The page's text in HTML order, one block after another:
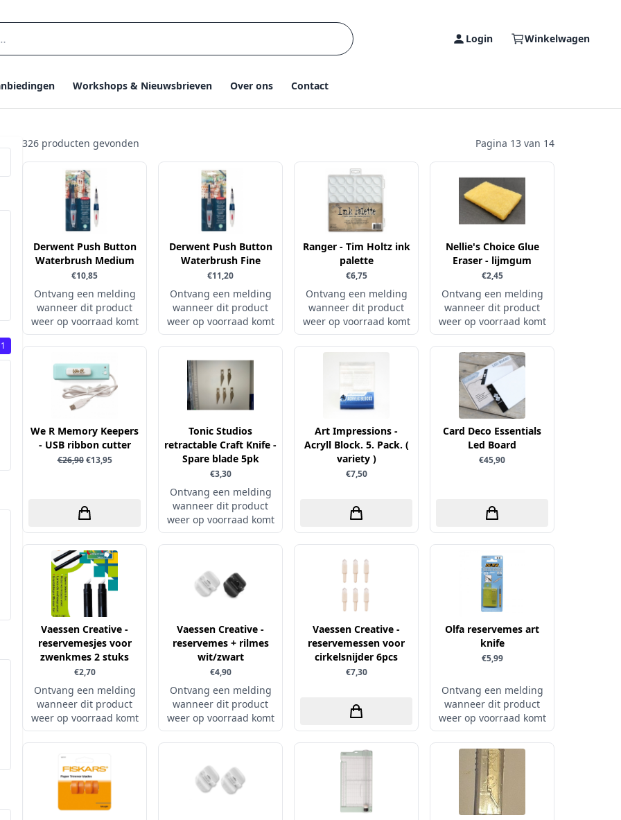
Login Winkelwagen
Workshops & Nieuwsbrieven Over ons Contact
1
326 producten gevonden Pagina 13 van 14
Derwent Push Button
Waterbrush Medium
€10,85
Ontvang een melding
wanneer dit product
weer op voorraad komt
Derwent Push Button
Waterbrush Fine
€11,20
Ontvang een melding
wanneer dit product
weer op voorraad komt
Ranger - Tim Holtz ink
palette
€6,75
Ontvang een melding
wanneer dit product
weer op voorraad komt
Nellie's Choice Glue
Eraser - lijmgum
€2,45
Ontvang een melding
wanneer dit product
weer op voorraad komt
We R Memory Keepers
- USB ribbon cutter
€26,90€13,95
Tonic Studios
retractable Craft Knife -
Spare blade 5pk
€3,30
Ontvang een melding
wanneer dit product
weer op voorraad komt
Art Impressions -
Acryll Block. 5. Pack. (
variety )
€7,50
Card Deco Essentials
Led Board
€45,90
Vaessen Creative -
reservemesjes voor
zwenkmes 2 stuks
€2,70
Ontvang een melding
wanneer dit product
weer op voorraad komt
Vaessen Creative -
reservemes + rilmes
wit/zwart
€4,90
Ontvang een melding
wanneer dit product
weer op voorraad komt
Vaessen Creative -
reservemessen voor
cirkelsnijder 6pcs
€7,30
Olfa reservemes art
knife
€5,99
Ontvang een melding
wanneer dit product
weer op voorraad komt